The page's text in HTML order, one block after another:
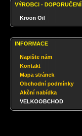
VÝROBCI - DOPORUČENÍ
Kroon Oil
INFORMACE
Napište nám
Kontakt
Mapa stránek
Obchodní podmínky
Akční nabídka
VELKOOBCHOD